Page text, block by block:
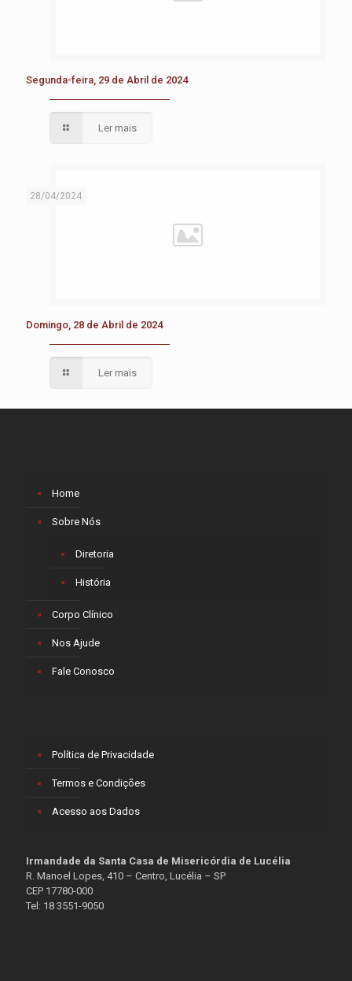
Segunda-feira, 29 de Abril de 2024
Ler mais
28/04/2024
Domingo, 28 de Abril de 2024
Ler mais
Home
Sobre Nós
Diretoria
História
Corpo Clínico
Nos Ajude
Fale Conosco
Política de Privacidade
Termos e Condições
Acesso aos Dados
Irmandade da Santa Casa de Misericórdia de Lucélia
R. Manoel Lopes, 410 – Centro, Lucélia – SP
CEP 17780-000
Tel: 18 3551-9050